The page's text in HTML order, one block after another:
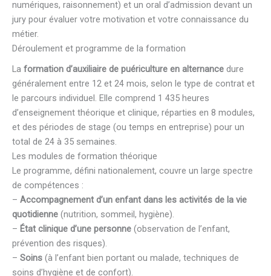
numériques, raisonnement) et un oral d’admission devant un
jury pour évaluer votre motivation et votre connaissance du
métier.
Déroulement et programme de la formation
La formation d’auxiliaire de puériculture en alternance dure
généralement entre 12 et 24 mois, selon le type de contrat et
le parcours individuel. Elle comprend 1 435 heures
d’enseignement théorique et clinique, réparties en 8 modules,
et des périodes de stage (ou temps en entreprise) pour un
total de 24 à 35 semaines.
Les modules de formation théorique
Le programme, défini nationalement, couvre un large spectre
de compétences :
– Accompagnement d’un enfant dans les activités de la vie
quotidienne (nutrition, sommeil, hygiène).
– État clinique d’une personne (observation de l’enfant,
prévention des risques).
– Soins (à l’enfant bien portant ou malade, techniques de
soins d’hygiène et de confort).